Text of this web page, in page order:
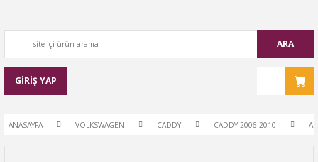
ARA
GİRİŞ YAP
ANASAYFA VOLKSWAGEN CADDY CADDY 2006-2010